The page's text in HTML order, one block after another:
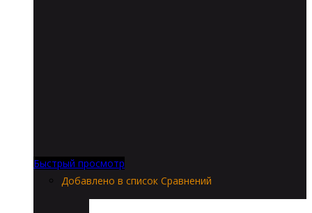
Быстрый просмотр
Добавлено в список Сравнений